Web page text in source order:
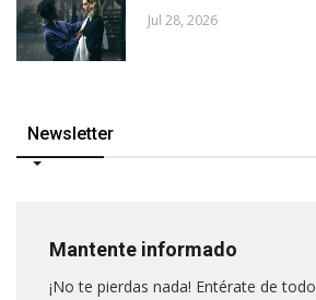
Jul 28, 2026
Newsletter
Mantente informado
¡No te pierdas nada! Entérate de